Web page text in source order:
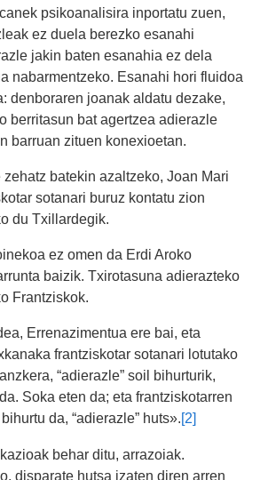
psikoanalisira inportatu zuen,
ez duela berezko esanahi
jakin baten esanahia ez dela
nabarmentzeko. Esanahi hori fluidoa
denboraren joanak aldatu dezake,
berritasun bat agertzea adierazle
barruan zituen konexioetan.
batekin azaltzeko, Joan Mari
sotanari buruz kontatu zion
du Txillardegik.
ez omen da Erdi Aroko
baizik. Txirotasuna adierazteko
Frantziskok.
Errenazimentua ere bai, eta
frantziskotar sotanari lotutako
“adierazle” soil bihurturik,
Soka eten da; eta frantziskotarren
da, “adierazle” huts».[2]
behar ditu, arrazoiak.
disparate hutsa izaten diren arren